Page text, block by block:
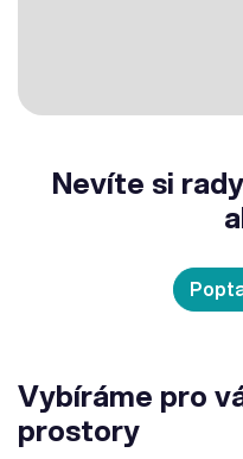
Nevíte si
Vybíráme pro
prostory